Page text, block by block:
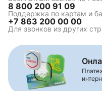
8 800 200 91 09
Поддержка по картам и
+7 863 200 00 00
Для звонков из других